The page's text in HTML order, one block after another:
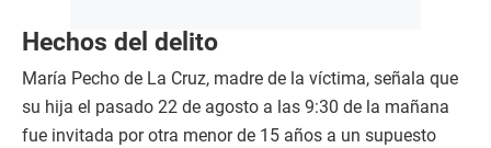
Hechos del delito
María Pecho de La Cruz, madre de la víctima, señala que
su hija el pasado 22 de agosto a las 9:30 de la mañana
fue invitada por otra menor de 15 años a un supuesto